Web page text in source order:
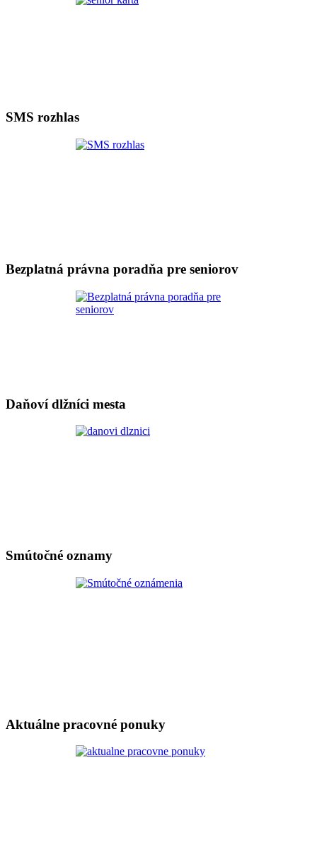
SMS rozhlas
Bezplatná právna poradňa pre seniorov
Daňoví dlžníci mesta
Smútočné oznamy
Aktuálne pracovné ponuky